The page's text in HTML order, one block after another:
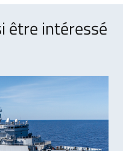
être intéressé